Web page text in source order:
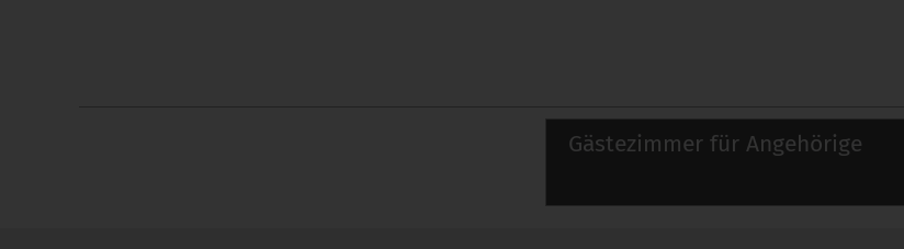
Gästezimmer für Angehörige